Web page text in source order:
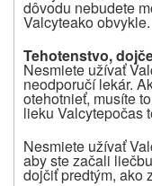
dôvodu nebudete
Valcyteako obvykle.
Tehotenstvo,
Nesmiete užívať
neodporučí lekár.
otehotnieť, musíte
lieku Valcytepočas
Nesmiete užívať
aby ste začali
dojčiť predtým, ako